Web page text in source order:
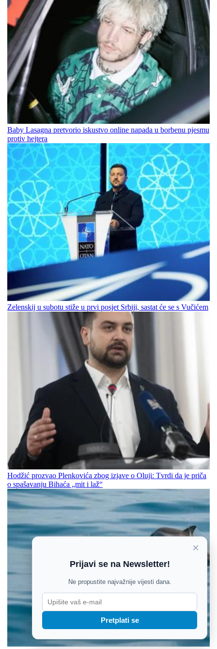
Baby Lasagna pretvorio iskustvo online napada u borbenu pjesmu
protiv hejtera
Zelenskij u subotu stiže u prvi posjet Srbiji, sastat će se s Vučićem
Hodžić prozvao Plenkovića zbog izjave o Oluji: Tvrdi da je priča
o spašavanju Bihaća „mit i laž“
×
Prijavi se na Newsletter!
Ne propustite najvažnije vijesti dana.
Pretplati se